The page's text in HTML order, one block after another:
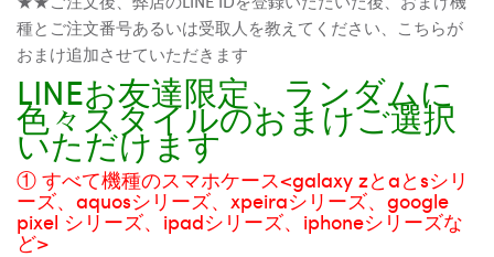
種とご注文番号あるいは受取人を教えてください、こちらが
おまけ追加させていただきます
LINEお友達限定、ランダムに
色々スタイルのおまけご選択
いただけます
① すべて機種のスマホケース<galaxy zとaとsシリ
ーズ、aquosシリーズ、xpeiraシリーズ、google
pixel シリーズ、ipadシリーズ、iphoneシリーズな
ど>